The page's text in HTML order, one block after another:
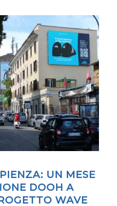
UN MESE
DOOH A
WAVE